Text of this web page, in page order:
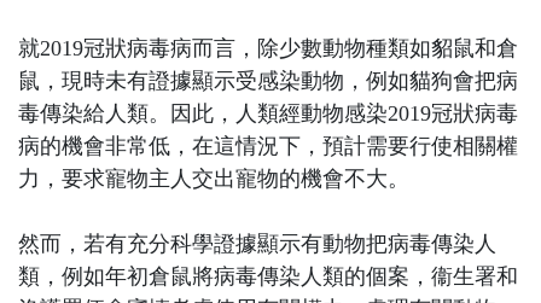
就2019冠狀病毒病而言，除少數動物種類如貂鼠和倉
鼠，現時未有證據顯示受感染動物，例如貓狗會把病
毒傳染給人類。因此，人類經動物感染2019冠狀病毒
病的機會非常低，在這情況下，預計需要行使相關權
力，要求寵物主人交出寵物的機會不大。
然而，若有充分科學證據顯示有動物把病毒傳染人
類，例如年初倉鼠將病毒傳染人類的個案，衞生署和